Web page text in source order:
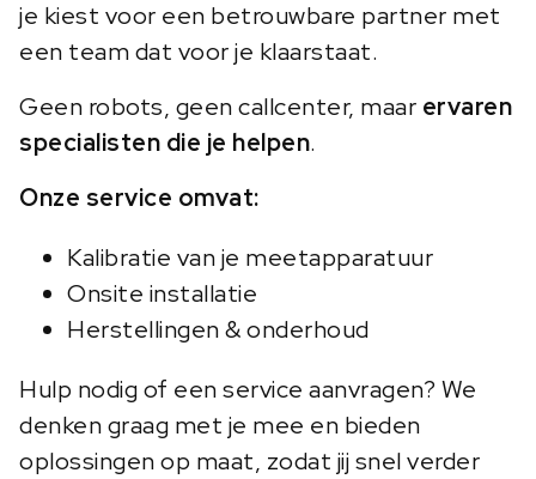
je kiest voor een betrouwbare partner met
een team dat voor je klaarstaat.
Geen robots, geen callcenter, maar ervaren
specialisten die je helpen.
Onze service omvat:
Kalibratie van je meetapparatuur
Onsite installatie
Herstellingen & onderhoud
Hulp nodig of een service aanvragen? We
denken graag met je mee en bieden
oplossingen op maat, zodat jij snel verder